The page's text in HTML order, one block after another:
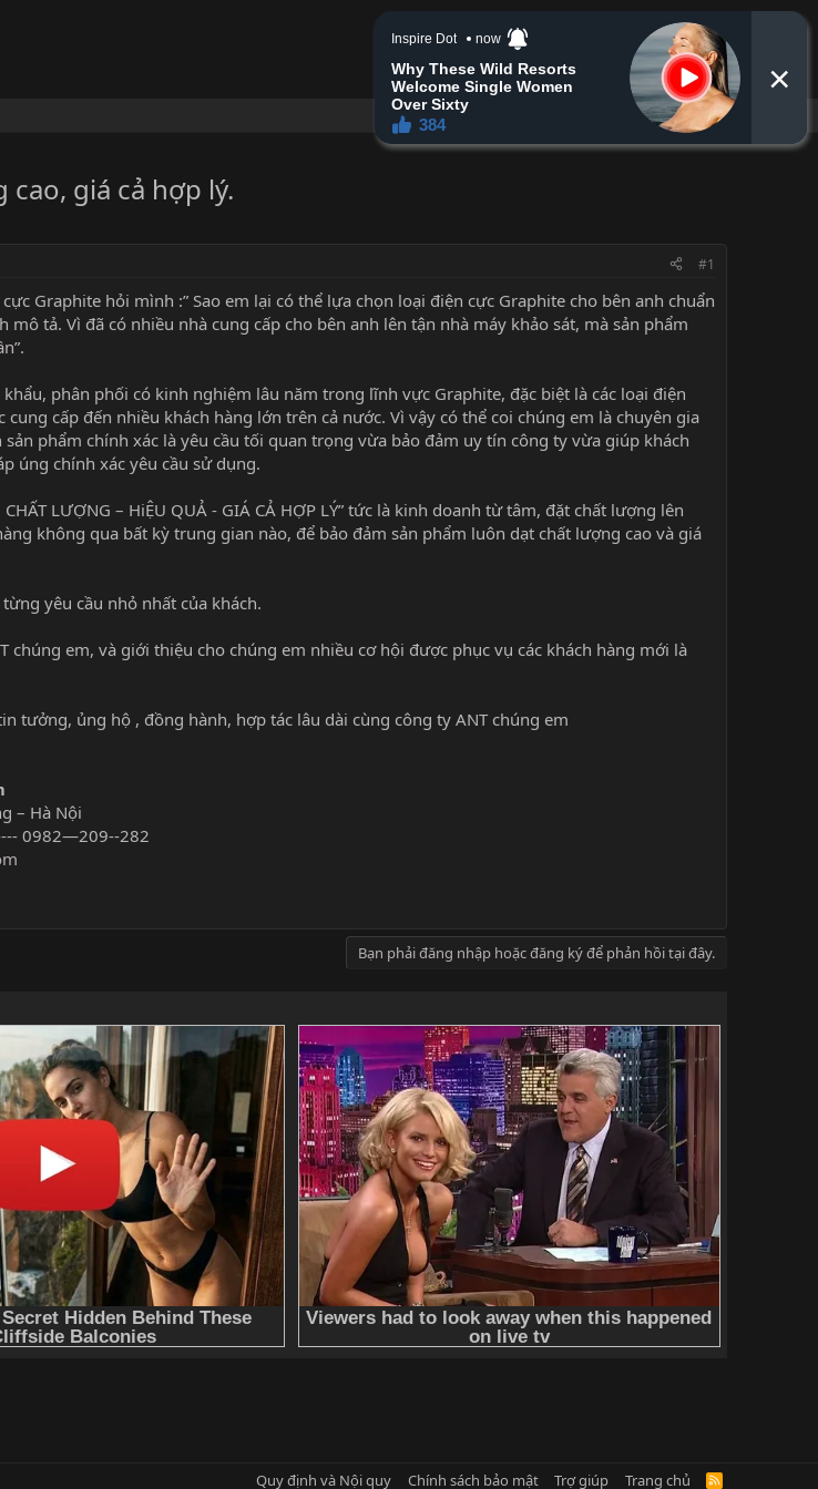
Đăng nhập Đăng ký Tìm kiếm
giá cả hợp lý.
#1
Graphite hỏi mình :” Sao em lại có thể lựa chọn loại điện cực Graphite cho bên anh chuẩn
tả. Vì đã có nhiều nhà cung cấp cho bên anh lên tận nhà máy khảo sát, mà sản phẩm
phân phối có kinh nghiệm lâu năm trong lĩnh vực Graphite, đặc biệt là các loại điện
cấp đến nhiều khách hàng lớn trên cả nước. Vì vậy có thể coi chúng em là chuyên gia
phẩm chính xác là yêu cầu tối quan trọng vừa bảo đảm uy tín công ty vừa giúp khách
úng chính xác yêu cầu sử dụng.
LƯỢNG – HiỆU QUẢ - GIÁ CẢ HỢP LÝ” tức là kinh doanh từ tâm, đặt chất lượng lên
không qua bất kỳ trung gian nào, để bảo đảm sản phẩm luôn dạt chất lượng cao và giá
yêu cầu nhỏ nhất của khách.
chúng em, và giới thiệu cho chúng em nhiều cơ hội được phục vụ các khách hàng mới là
tưởng, ủng hộ , đồng hành, hợp tác lâu dài cùng công ty ANT chúng em
– Hà Nội
0982—209--282
Bạn phải đăng nhập hoặc đăng ký để phản hồi tại đây.
Quy định và Nội quy Chính sách bảo mật Trợ giúp Trang chủ
R